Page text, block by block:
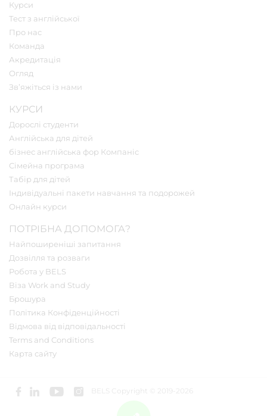
Курси
Тест з англійської
Про нас
Команда
Акредитація
Огляд
Зв’яжіться із нами
КУРСИ
Дорослі студенти
Англійська для дітей
бізнес англійська фор Компаніс
Сімейна програма
Табір для дітей
Індивідуальні пакети навчання та подорожей
Онлайн курси
ПОТРІБНА ДОПОМОГА?
Найпоширеніші запитання
Дозвілля та розваги
Робота у BELS
Віза Work and Study
Брошура
Політика Конфіденційності
Відмова від відповідальності
Terms and Conditions
Карта сайту
BELS Copyright © 2019-2026